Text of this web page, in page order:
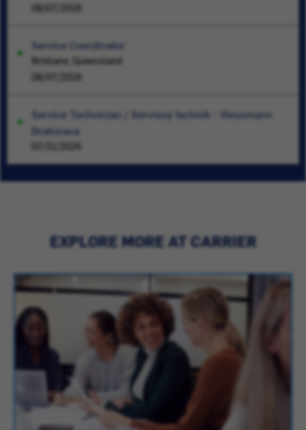
08/07/2026
Service Coordinator
Brisbane, Queensland
08/07/2026
Service Technician / Servisný technik - Viessmann
Bratislava
07/31/2026
EXPLORE MORE AT CARRIER